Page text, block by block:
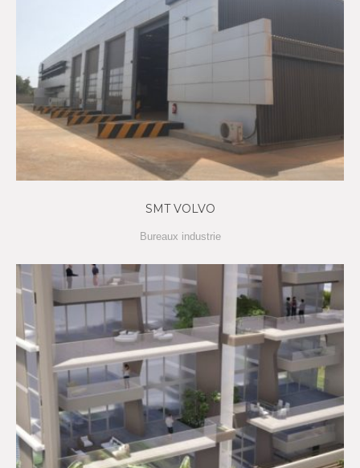
SMT VOLVO
Bureaux industrie